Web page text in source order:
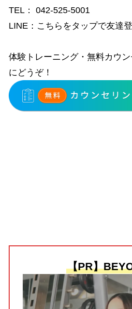
TEL： 042-525-5001
LINE： こちらをタップで友達登
体験トレーニング・無料カウ
にどうぞ！
【PR】